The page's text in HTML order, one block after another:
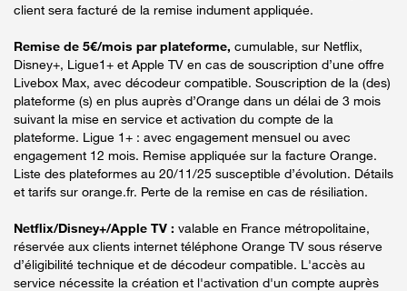
client sera facturé de la remise indument appliquée.
Remise de 5€/mois par plateforme, cumulable, sur Netflix,
Disney+, Ligue1+ et Apple TV en cas de souscription d’une offre
Livebox Max, avec décodeur compatible. Souscription de la (des)
plateforme (s) en plus auprès d’Orange dans un délai de 3 mois
suivant la mise en service et activation du compte de la
plateforme. Ligue 1+ : avec engagement mensuel ou avec
engagement 12 mois. Remise appliquée sur la facture Orange.
Liste des plateformes au 20/11/25 susceptible d’évolution. Détails
et tarifs sur orange.fr. Perte de la remise en cas de résiliation.
Netflix/Disney+/Apple TV : valable en France métropolitaine,
réservée aux clients internet téléphone Orange TV sous réserve
d’éligibilité technique et de décodeur compatible. L'accès au
service nécessite la création et l'activation d'un compte auprès